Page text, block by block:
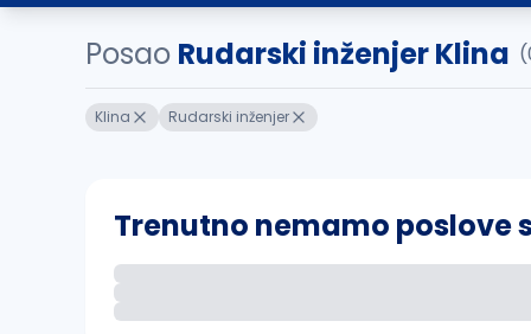
Posao Rudarski inženjer Klina
Klina Rudarski inženjer
Trenutno nemamo poslove